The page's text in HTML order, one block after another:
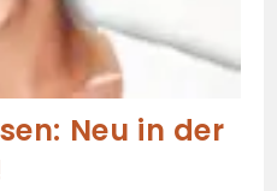
Neu in der